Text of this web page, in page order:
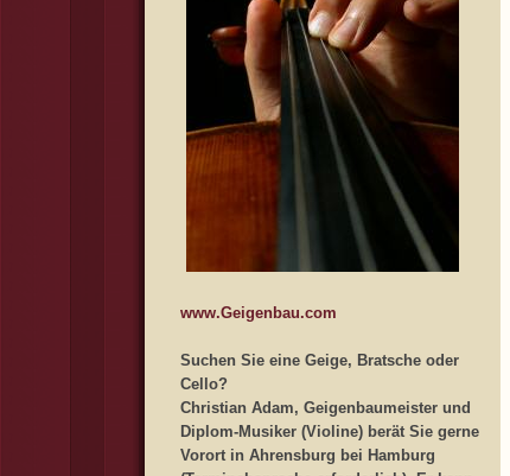
www.Geigenbau.com
Suchen Sie eine Geige, Bratsche oder
Cello?
Christian Adam, Geigenbaumeister und
Diplom-Musiker (Violine) berät Sie gerne
Vorort in Ahrensburg bei Hamburg